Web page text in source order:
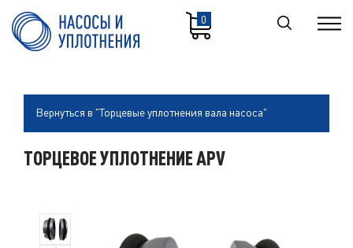
0
Вернуться в "Торцевые уплотнения вала насоса"
ТОРЦЕВОЕ УПЛОТНЕНИЕ APV